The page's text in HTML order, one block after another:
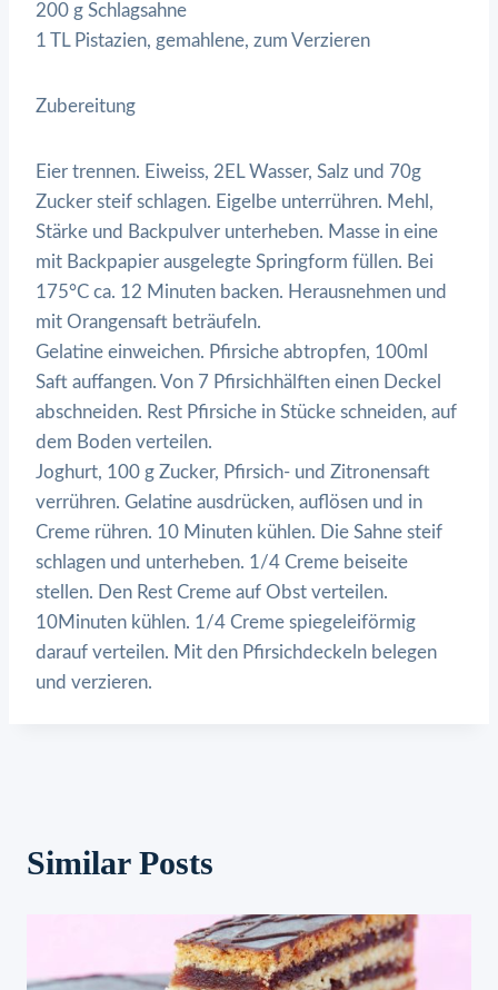
200 g Schlagsahne
1 TL Pistazien, gemahlene, zum Verzieren
Zubereitung
Eier trennen. Eiweiss, 2EL Wasser, Salz und 70g
Zucker steif schlagen. Eigelbe unterrühren. Mehl,
Stärke und Backpulver unterheben. Masse in eine
mit Backpapier ausgelegte Springform füllen. Bei
175°C ca. 12 Minuten backen. Herausnehmen und
mit Orangensaft beträufeln.
Gelatine einweichen. Pfirsiche abtropfen, 100ml
Saft auffangen. Von 7 Pfirsichhälften einen Deckel
abschneiden. Rest Pfirsiche in Stücke schneiden, auf
dem Boden verteilen.
Joghurt, 100 g Zucker, Pfirsich- und Zitronensaft
verrühren. Gelatine ausdrücken, auflösen und in
Creme rühren. 10 Minuten kühlen. Die Sahne steif
schlagen und unterheben. 1/4 Creme beiseite
stellen. Den Rest Creme auf Obst verteilen.
10Minuten kühlen. 1/4 Creme spiegeleiförmig
darauf verteilen. Mit den Pfirsichdeckeln belegen
und verzieren.
Similar Posts